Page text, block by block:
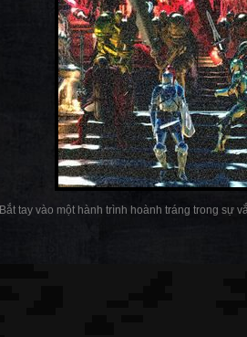
Bắt tay vào một hành trình hoành tráng trong sự